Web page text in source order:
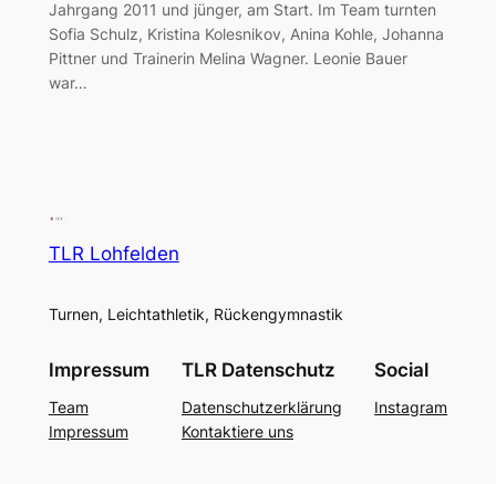
Jahrgang 2011 und jünger, am Start. Im Team turnten
Sofia Schulz, Kristina Kolesnikov, Anina Kohle, Johanna
Pittner und Trainerin Melina Wagner. Leonie Bauer
war…
TLR Lohfelden
Turnen, Leichtathletik, Rückengymnastik
Impressum
Team
Impressum
TLR Datenschutz
Datenschutzerklärung
Kontaktiere uns
Social
Instagram